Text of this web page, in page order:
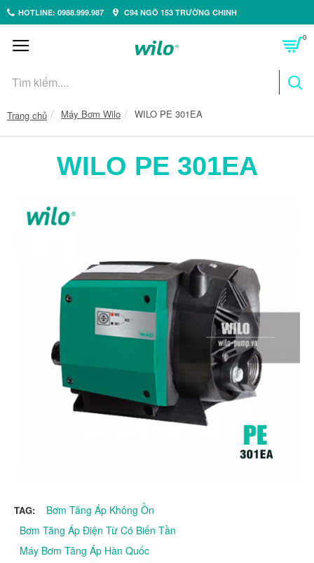
HOTLINE: 0988.999.987 C94 NGÕ 153 TRƯỜNG CHINH
0
Trang chủ Máy Bơm Wilo WILO PE 301EA
WILO PE 301EA
TAG:
Bơm Tăng Áp Không Ồn
Bơm Tăng Áp Điện Từ Có Biến Tần
Máy Bơm Tăng Áp Hàn Quốc